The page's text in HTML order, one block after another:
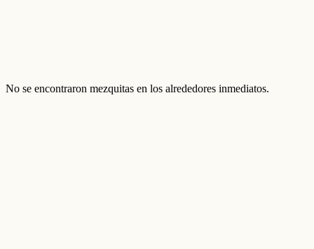
No se encontraron mezquitas en los alrededores inmediatos.